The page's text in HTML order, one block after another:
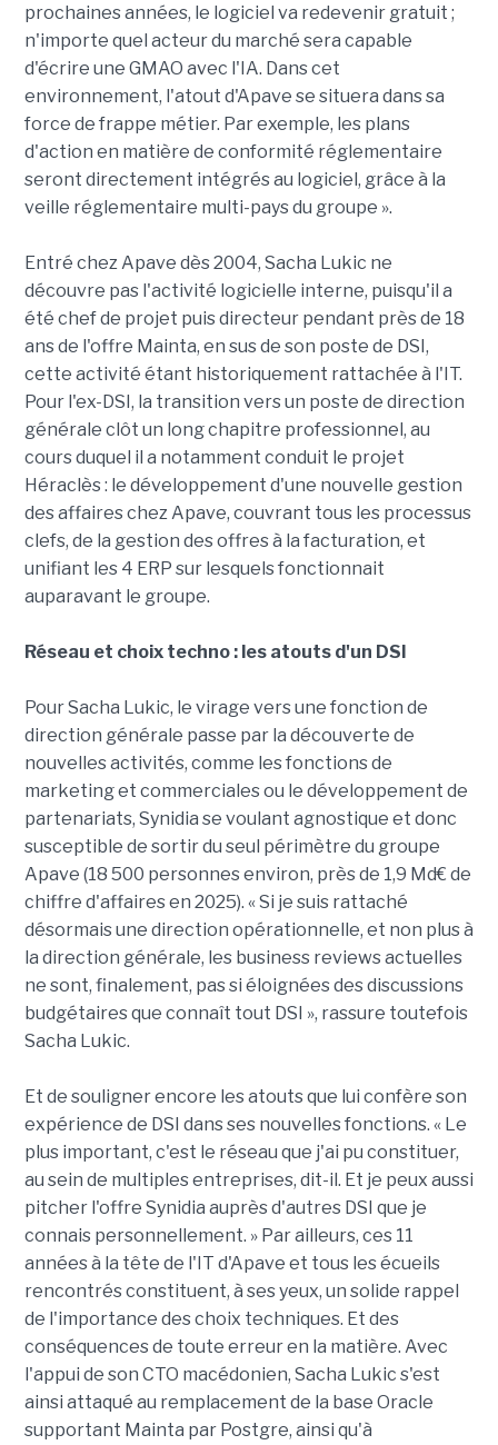
prochaines années, le logiciel va redevenir gratuit ;
n'importe quel acteur du marché sera capable
d'écrire une GMAO avec l'IA. Dans cet
environnement, l'atout d'Apave se situera dans sa
force de frappe métier. Par exemple, les plans
d'action en matière de conformité réglementaire
seront directement intégrés au logiciel, grâce à la
veille réglementaire multi-pays du groupe ».
Entré chez Apave dès 2004, Sacha Lukic ne
découvre pas l'activité logicielle interne, puisqu'il a
été chef de projet puis directeur pendant près de 18
ans de l'offre Mainta, en sus de son poste de DSI,
cette activité étant historiquement rattachée à l'IT.
Pour l'ex-DSI, la transition vers un poste de direction
générale clôt un long chapitre professionnel, au
cours duquel il a notamment conduit le projet
Héraclès : le développement d'une nouvelle gestion
des affaires chez Apave, couvrant tous les processus
clefs, de la gestion des offres à la facturation, et
unifiant les 4 ERP sur lesquels fonctionnait
auparavant le groupe.
Réseau et choix techno : les atouts d'un DSI
Pour Sacha Lukic, le virage vers une fonction de
direction générale passe par la découverte de
nouvelles activités, comme les fonctions de
marketing et commerciales ou le développement de
partenariats, Synidia se voulant agnostique et donc
susceptible de sortir du seul périmètre du groupe
Apave (18 500 personnes environ, près de 1,9 Md€ de
chiffre d'affaires en 2025). « Si je suis rattaché
désormais une direction opérationnelle, et non plus à
la direction générale, les business reviews actuelles
ne sont, finalement, pas si éloignées des discussions
budgétaires que connaît tout DSI », rassure toutefois
Sacha Lukic.
Et de souligner encore les atouts que lui confère son
expérience de DSI dans ses nouvelles fonctions. « Le
plus important, c'est le réseau que j'ai pu constituer,
au sein de multiples entreprises, dit-il. Et je peux aussi
pitcher l'offre Synidia auprès d'autres DSI que je
connais personnellement. » Par ailleurs, ces 11
années à la tête de l'IT d'Apave et tous les écueils
rencontrés constituent, à ses yeux, un solide rappel
de l'importance des choix techniques. Et des
conséquences de toute erreur en la matière. Avec
l'appui de son CTO macédonien, Sacha Lukic s'est
ainsi attaqué au remplacement de la base Oracle
supportant Mainta par Postgre, ainsi qu'à